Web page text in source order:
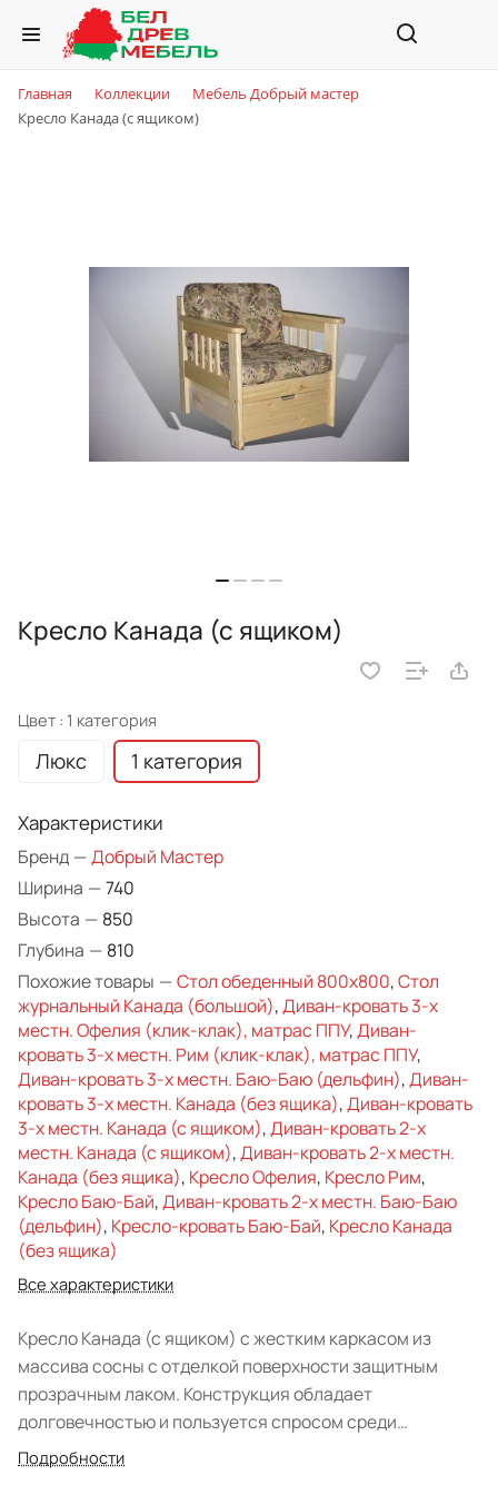
Главная Коллекции
Мебель Добрый мастер
Кресло Канада (с ящиком)
Кресло Канада (с ящиком)
Цвет : 1 категория
Люкс 1 категория
Характеристики
Бренд —Добрый Мастер
Ширина —740
Высота — 850
Глубина — 810
Похожие товары —Стол обеденный 800х800,Стол
журнальный Канада (большой),Диван-кровать 3-х
местн. Офелия (клик-клак), матрас ППУ,Диван-
кровать 3-х местн. Рим (клик-клак), матрас ППУ,
Диван-кровать 3-х местн. Баю-Баю (дельфин),Диван-
кровать 3-х местн. Канада (без ящика),Диван-кровать
3-х местн. Канада (с ящиком),Диван-кровать 2-х
местн. Канада (с ящиком),Диван-кровать 2-х местн.
Канада (без ящика), Кресло Офелия, Кресло Рим,
Кресло Баю-Бай,Диван-кровать 2-х местн. Баю-Баю
(дельфин), Кресло-кровать Баю-Бай, Кресло Канада
(без ящика)
Все характеристики
Кресло Канада (с ящиком) с жестким каркасом из
массива сосны с отделкой поверхности защитным
прозрачным лаком. Конструкция обладает
долговечностью и пользуется спросом среди
ценителей простой и натуральной мебели. Изделие
Подробности